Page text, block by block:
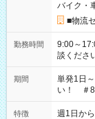
バイク・
■物流
勤務時間
9:00～17:00
談くださ
期間
単発1日
い！ ＃
特徴 週1日か